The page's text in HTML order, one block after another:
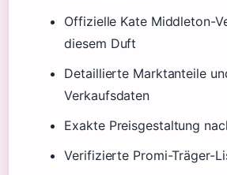
Offizielle Kate Middleton-
diesem Duft
Detaillierte Marktanteile
Verkaufsdaten
Exakte Preisgestaltung
Verifizierte Promi-Träger-